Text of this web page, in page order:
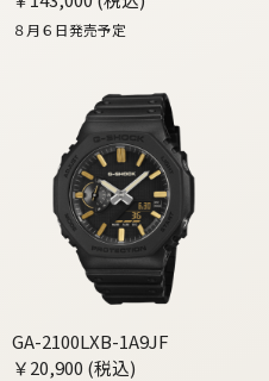
８月６日発売予定
GA-2100LXB-1A9JF
￥20,900 (税込)